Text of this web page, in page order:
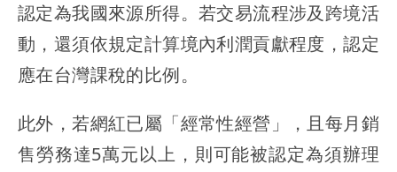
認定為我國來源所得。若交易流程涉及跨境活
動，還須依規定計算境內利潤貢獻程度，認定
應在台灣課稅的比例。
此外，若網紅已屬「經常性經營」，且每月銷
售勞務達5萬元以上，則可能被認定為須辦理